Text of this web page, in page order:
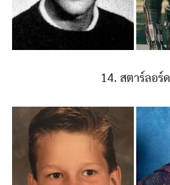
14. สตาร์ลอร์ด